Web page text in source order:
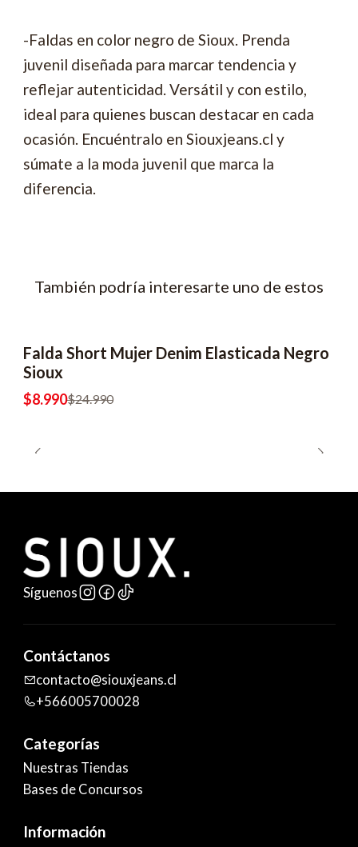
-Faldas en color negro de Sioux. Prenda
juvenil diseñada para marcar tendencia y
reflejar autenticidad. Versátil y con estilo,
ideal para quienes buscan destacar en cada
ocasión. Encuéntralo en Siouxjeans.cl y
súmate a la moda juvenil que marca la
diferencia.
También podría interesarte uno de estos
-64% OFF
Falda Short Mujer Denim Elasticada Negro
Sioux
$8.990$24.990
Síguenos
Contáctanos
contacto@siouxjeans.cl
+566005700028
Categorías
Nuestras Tiendas
Bases de Concursos
Información